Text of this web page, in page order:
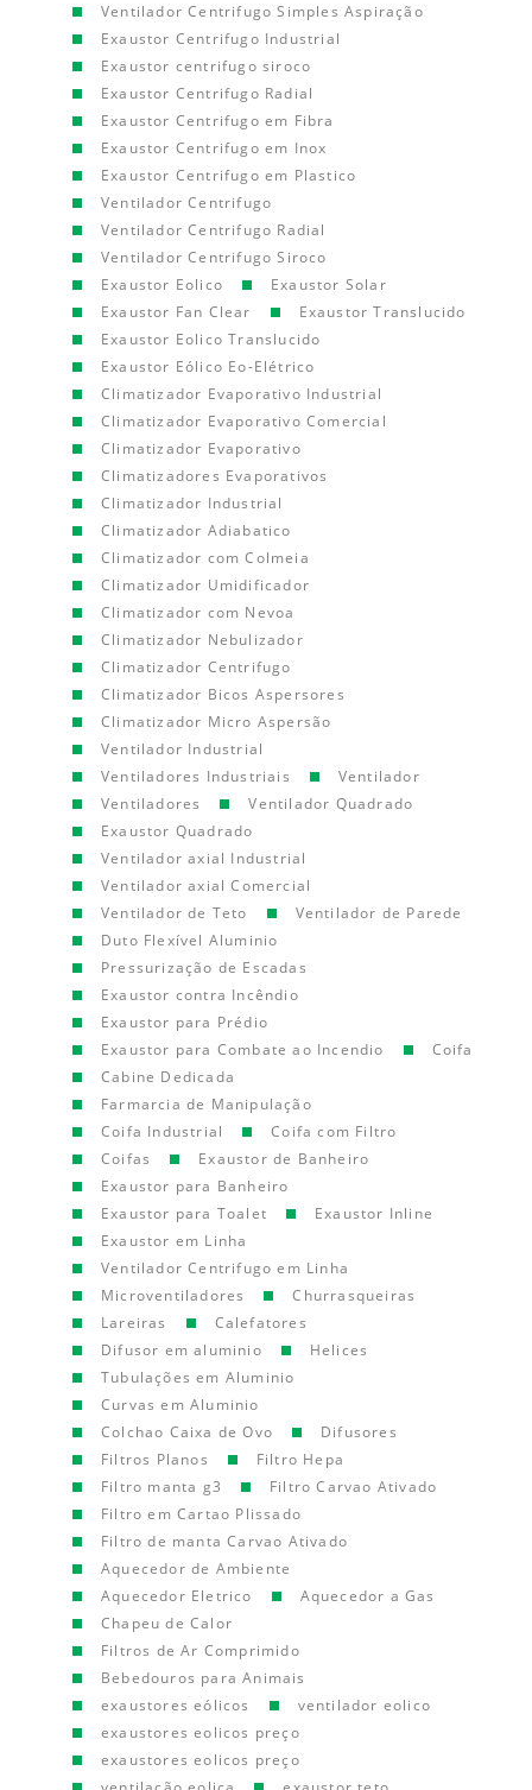
Ventilador Centrifugo Simples Aspiração
Exaustor Centrifugo Industrial
Exaustor centrifugo siroco
Exaustor Centrifugo Radial
Exaustor Centrifugo em Fibra
Exaustor Centrifugo em Inox
Exaustor Centrifugo em Plastico
Ventilador Centrifugo
Ventilador Centrifugo Radial
Ventilador Centrifugo Siroco
Exaustor Eolico
Exaustor Solar
Exaustor Fan Clear
Exaustor Translucido
Exaustor Eolico Translucido
Exaustor Eólico Eo-Elétrico
Climatizador Evaporativo Industrial
Climatizador Evaporativo Comercial
Climatizador Evaporativo
Climatizadores Evaporativos
Climatizador Industrial
Climatizador Adiabatico
Climatizador com Colmeia
Climatizador Umidificador
Climatizador com Nevoa
Climatizador Nebulizador
Climatizador Centrifugo
Climatizador Bicos Aspersores
Climatizador Micro Aspersão
Ventilador Industrial
Ventiladores Industriais
Ventilador
Ventiladores
Ventilador Quadrado
Exaustor Quadrado
Ventilador axial Industrial
Ventilador axial Comercial
Ventilador de Teto
Ventilador de Parede
Duto Flexível Aluminio
Pressurização de Escadas
Exaustor contra Incêndio
Exaustor para Prédio
Exaustor para Combate ao Incendio
Coifa
Cabine Dedicada
Farmarcia de Manipulação
Coifa Industrial
Coifa com Filtro
Coifas
Exaustor de Banheiro
Exaustor para Banheiro
Exaustor para Toalet
Exaustor Inline
Exaustor em Linha
Ventilador Centrifugo em Linha
Microventiladores
Churrasqueiras
Lareiras
Calefatores
Difusor em aluminio
Helices
Tubulações em Aluminio
Curvas em Aluminio
Colchao Caixa de Ovo
Difusores
Filtros Planos
Filtro Hepa
Filtro manta g3
Filtro Carvao Ativado
Filtro em Cartao Plissado
Filtro de manta Carvao Ativado
Aquecedor de Ambiente
Aquecedor Eletrico
Aquecedor a Gas
Chapeu de Calor
Filtros de Ar Comprimido
Bebedouros para Animais
exaustores eólicos
ventilador eolico
exaustores eolicos preço
exaustores eolicos preço